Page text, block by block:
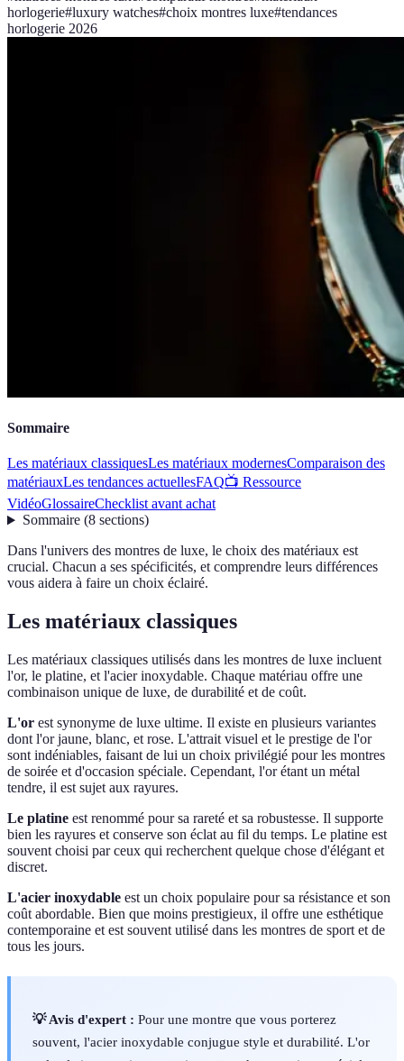
horlogerie#luxury watches#choix montres luxe#tendances
horlogerie 2026
Sommaire
Les matériaux classiquesLes matériaux modernesComparaison des
matériauxLes tendances actuellesFAQ📺 Ressource
VidéoGlossaireChecklist avant achat
Sommaire(8 sections)
Dans l'univers des montres de luxe, le choix des matériaux est
crucial. Chacun a ses spécificités, et comprendre leurs différences
vous aidera à faire un choix éclairé.
Les matériaux classiques
Les matériaux classiques utilisés dans les montres de luxe incluent
l'or, le platine, et l'acier inoxydable. Chaque matériau offre une
combinaison unique de luxe, de durabilité et de coût.
L'or est synonyme de luxe ultime. Il existe en plusieurs variantes
dont l'or jaune, blanc, et rose. L'attrait visuel et le prestige de l'or
sont indéniables, faisant de lui un choix privilégié pour les montres
de soirée et d'occasion spéciale. Cependant, l'or étant un métal
tendre, il est sujet aux rayures.
Le platine est renommé pour sa rareté et sa robustesse. Il supporte
bien les rayures et conserve son éclat au fil du temps. Le platine est
souvent choisi par ceux qui recherchent quelque chose d'élégant et
discret.
L'acier inoxydable est un choix populaire pour sa résistance et son
coût abordable. Bien que moins prestigieux, il offre une esthétique
contemporaine et est souvent utilisé dans les montres de sport et de
tous les jours.
💡 Avis d'expert : Pour une montre que vous porterez
souvent, l'acier inoxydable conjugue style et durabilité. L'or